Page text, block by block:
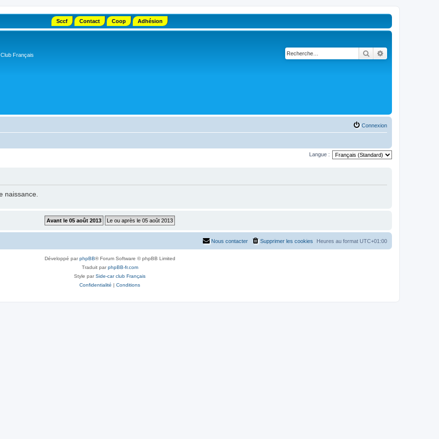
Sccf Contact Coop Adhésion
Français Rechercher
Connexion
Langue :
naissance.
Heures au format UTC+01:00
Supprimer les cookies
Nous contacter
Développé parphpBB® Forum Software © phpBB Limited
Traduit parphpBB-fr.com
Style parSide-car club Français
Confidentialité | Conditions